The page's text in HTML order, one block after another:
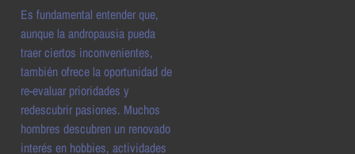
Es fundamental entender que,
aunque la andropausia pueda
traer ciertos inconvenientes,
también ofrece la oportunidad de
re-evaluar prioridades y
redescubrir pasiones. Muchos
hombres descubren un renovado
interés en hobbies, actividades